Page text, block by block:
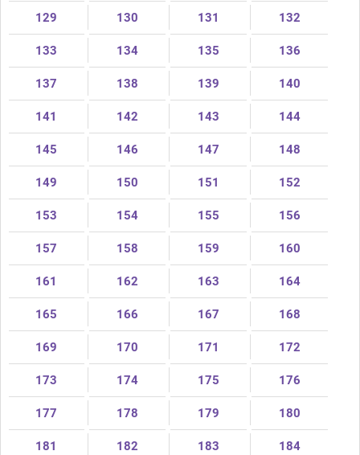
129 130 131 132
133 134 135 136
137 138 139 140
141 142 143 144
145 146 147 148
149 150 151 152
153 154 155 156
157 158 159 160
161 162 163 164
165 166 167 168
169 170 171 172
173 174 175 176
177 178 179 180
181 182 183 184